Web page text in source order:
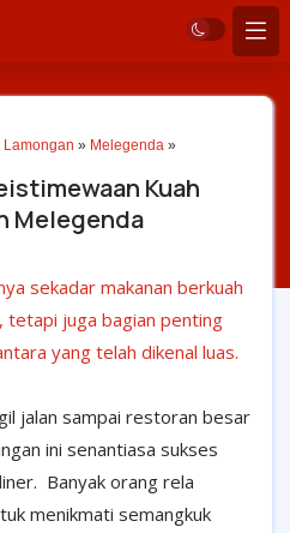
Lamongan » Melegenda »
Kuah
Melegenda
sekadar makanan berkuah
tetapi juga bagian penting
yang telah dikenal luas.
jalan sampai restoran besar
ini senantiasa sukses
Banyak orang rela
menikmati semangkuk